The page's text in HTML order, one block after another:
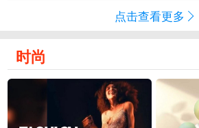
点击查看更多
时尚